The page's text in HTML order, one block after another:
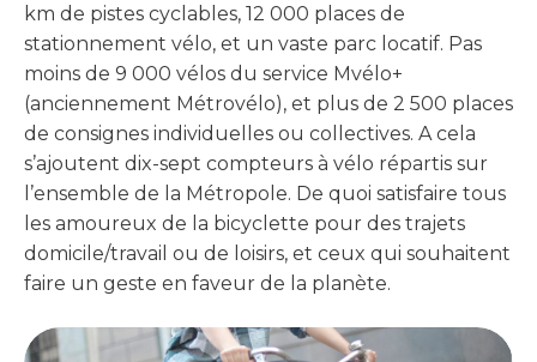
km de pistes cyclables, 12 000 places de
stationnement vélo, et un vaste parc locatif. Pas
moins de 9 000 vélos du service Mvélo+
(anciennement Métrovélo), et plus de 2 500 places
de consignes individuelles ou collectives. A cela
s’ajoutent dix-sept compteurs à vélo répartis sur
l’ensemble de la Métropole. De quoi satisfaire tous
les amoureux de la bicyclette pour des trajets
domicile/travail ou de loisirs, et ceux qui souhaitent
faire un geste en faveur de la planète.